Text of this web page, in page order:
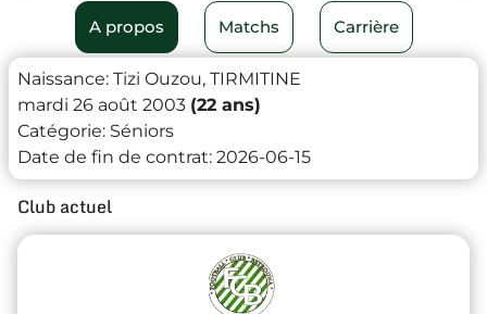
A propos Matchs Carrière
Naissance: Tizi Ouzou, TIRMITINE
mardi 26 août 2003 (22 ans)
Catégorie: Séniors
Date de fin de contrat: 2026-06-15
Club actuel